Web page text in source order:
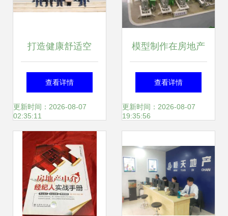
打造健康舒适空
气，共探合作新路
径——四川省房地
产供应链协会走进
三菱重工海尔
查看详情
更新时间：2026-08-07
02:35:11
模型制作在房地产
与多行业中的应用
与价值
查看详情
更新时间：2026-08-07
19:35:56